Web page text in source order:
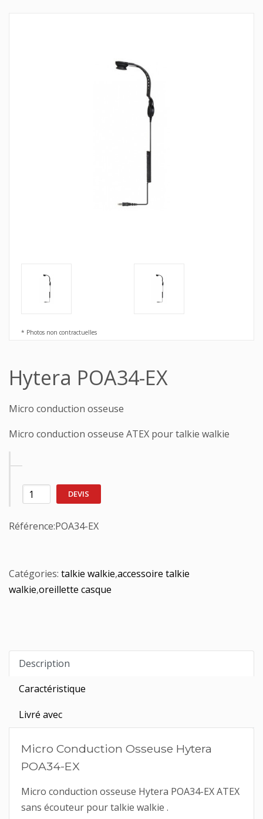
* Photos non contractuelles
Hytera POA34-EX
Micro conduction osseuse
Micro conduction osseuse ATEX pour talkie walkie
DEVIS
Référence:POA34-EX
Catégories: talkie walkie,accessoire talkie
walkie,oreillette casque
Description
Caractéristique
Livré avec
Micro Conduction Osseuse Hytera
POA34-EX
Micro conduction osseuse Hytera POA34-EX ATEX
sans écouteur pour talkie walkie .